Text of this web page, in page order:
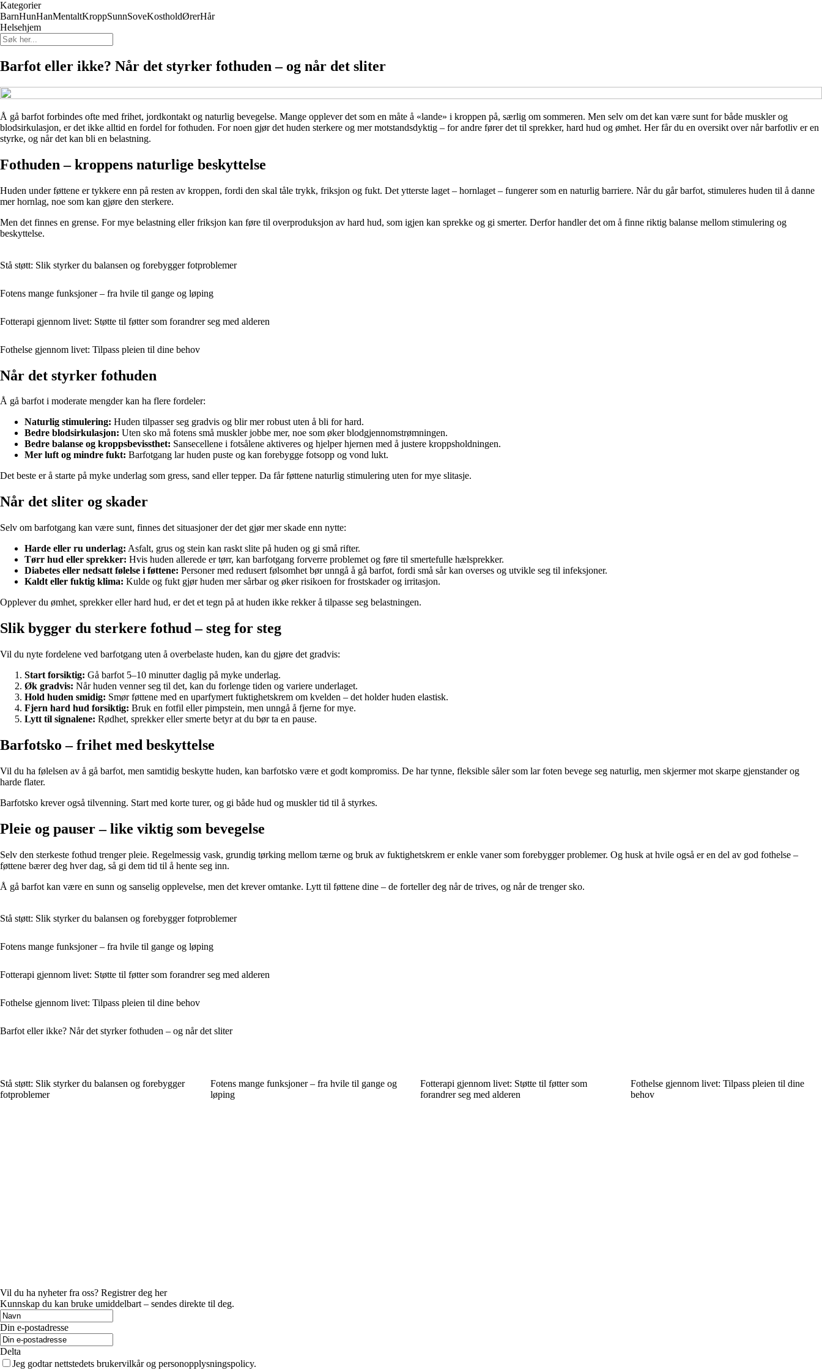
Kategorier
BarnHunHanMentaltKroppSunnSoveKostholdØrerHår
Helsehjem
Barfot eller ikke? Når det styrker fothuden – og når det sliter
Å gå barfot forbindes ofte med frihet, jordkontakt og naturlig bevegelse. Mange opplever det som en måte å «lande» i kroppen på, særlig om sommeren. Men selv om det kan være sunt for både muskler og
blodsirkulasjon, er det ikke alltid en fordel for fothuden. For noen gjør det huden sterkere og mer motstandsdyktig – for andre fører det til sprekker, hard hud og ømhet. Her får du en oversikt over når barfotliv er en
styrke, og når det kan bli en belastning.
Fothuden – kroppens naturlige beskyttelse
Huden under føttene er tykkere enn på resten av kroppen, fordi den skal tåle trykk, friksjon og fukt. Det ytterste laget – hornlaget – fungerer som en naturlig barriere. Når du går barfot, stimuleres huden til å danne
mer hornlag, noe som kan gjøre den sterkere.
Men det finnes en grense. For mye belastning eller friksjon kan føre til overproduksjon av hard hud, som igjen kan sprekke og gi smerter. Derfor handler det om å finne riktig balanse mellom stimulering og
beskyttelse.
Stå støtt: Slik styrker du balansen og forebygger fotproblemer
Fotens mange funksjoner – fra hvile til gange og løping
Fotterapi gjennom livet: Støtte til føtter som forandrer seg med alderen
Fothelse gjennom livet: Tilpass pleien til dine behov
Når det styrker fothuden
Å gå barfot i moderate mengder kan ha flere fordeler:
Naturlig stimulering: Huden tilpasser seg gradvis og blir mer robust uten å bli for hard.
Bedre blodsirkulasjon: Uten sko må fotens små muskler jobbe mer, noe som øker blodgjennomstrømningen.
Bedre balanse og kroppsbevissthet: Sansecellene i fotsålene aktiveres og hjelper hjernen med å justere kroppsholdningen.
Mer luft og mindre fukt: Barfotgang lar huden puste og kan forebygge fotsopp og vond lukt.
Det beste er å starte på myke underlag som gress, sand eller tepper. Da får føttene naturlig stimulering uten for mye slitasje.
Når det sliter og skader
Selv om barfotgang kan være sunt, finnes det situasjoner der det gjør mer skade enn nytte:
Harde eller ru underlag: Asfalt, grus og stein kan raskt slite på huden og gi små rifter.
Tørr hud eller sprekker: Hvis huden allerede er tørr, kan barfotgang forverre problemet og føre til smertefulle hælsprekker.
Diabetes eller nedsatt følelse i føttene: Personer med redusert følsomhet bør unngå å gå barfot, fordi små sår kan overses og utvikle seg til infeksjoner.
Kaldt eller fuktig klima: Kulde og fukt gjør huden mer sårbar og øker risikoen for frostskader og irritasjon.
Opplever du ømhet, sprekker eller hard hud, er det et tegn på at huden ikke rekker å tilpasse seg belastningen.
Slik bygger du sterkere fothud – steg for steg
Vil du nyte fordelene ved barfotgang uten å overbelaste huden, kan du gjøre det gradvis:
Start forsiktig: Gå barfot 5–10 minutter daglig på myke underlag.
Øk gradvis: Når huden venner seg til det, kan du forlenge tiden og variere underlaget.
Hold huden smidig: Smør føttene med en uparfymert fuktighetskrem om kvelden – det holder huden elastisk.
Fjern hard hud forsiktig: Bruk en fotfil eller pimpstein, men unngå å fjerne for mye.
Lytt til signalene: Rødhet, sprekker eller smerte betyr at du bør ta en pause.
Barfotsko – frihet med beskyttelse
Vil du ha følelsen av å gå barfot, men samtidig beskytte huden, kan barfotsko være et godt kompromiss. De har tynne, fleksible såler som lar foten bevege seg naturlig, men skjermer mot skarpe gjenstander og
harde flater.
Barfotsko krever også tilvenning. Start med korte turer, og gi både hud og muskler tid til å styrkes.
Pleie og pauser – like viktig som bevegelse
Selv den sterkeste fothud trenger pleie. Regelmessig vask, grundig tørking mellom tærne og bruk av fuktighetskrem er enkle vaner som forebygger problemer. Og husk at hvile også er en del av god fothelse –
føttene bærer deg hver dag, så gi dem tid til å hente seg inn.
Å gå barfot kan være en sunn og sanselig opplevelse, men det krever omtanke. Lytt til føttene dine – de forteller deg når de trives, og når de trenger sko.
Stå støtt: Slik styrker du balansen og forebygger fotproblemer
Fotens mange funksjoner – fra hvile til gange og løping
Fotterapi gjennom livet: Støtte til føtter som forandrer seg med alderen
Fothelse gjennom livet: Tilpass pleien til dine behov
Barfot eller ikke? Når det styrker fothuden – og når det sliter
Stå støtt: Slik styrker du balansen og forebygger
fotproblemer
Fotens mange funksjoner – fra hvile til gange og
løping
Fotterapi gjennom livet: Støtte til føtter som
forandrer seg med alderen
Fothelse gjennom livet: Tilpass pleien til dine
behov
Vil du ha nyheter fra oss? Registrer deg her
Kunnskap du kan bruke umiddelbart – sendes direkte til deg.
Din e-postadresse
Delta
Jeg godtar nettstedets brukervilkår og personopplysningspolicy.